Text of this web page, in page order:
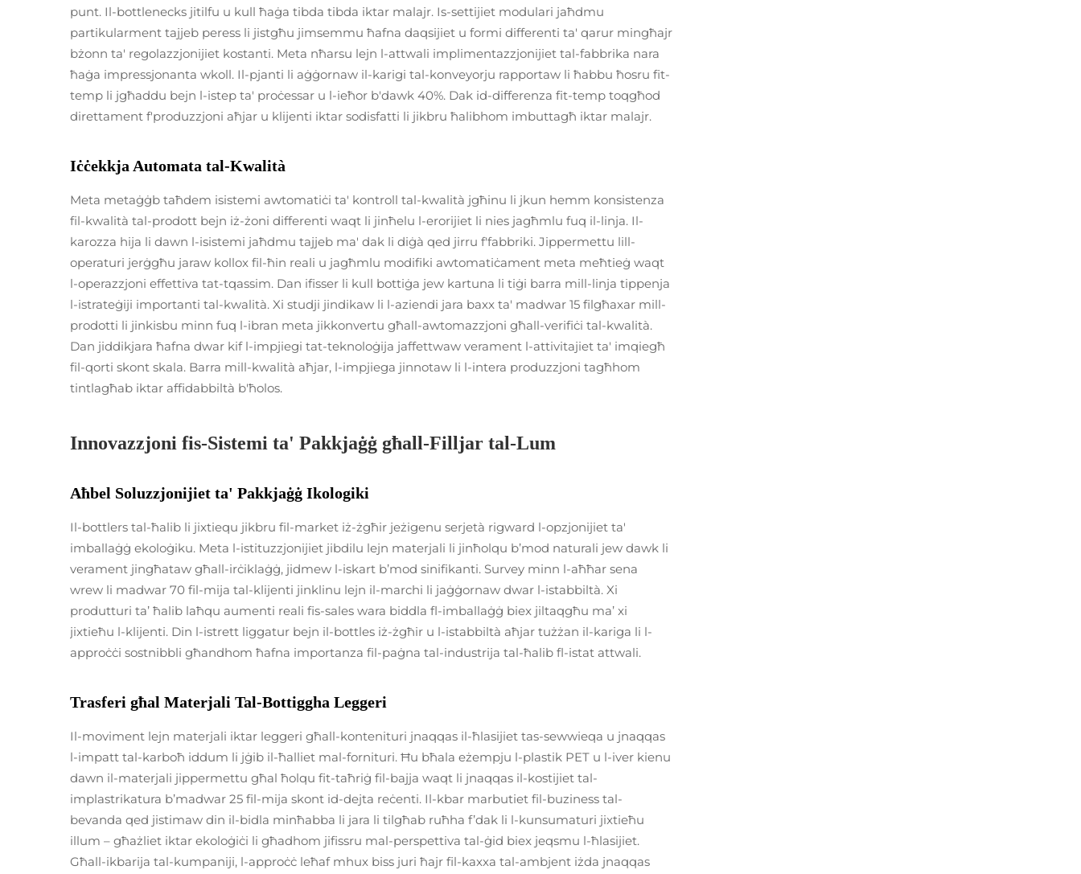
punt. Il-bottlenecks jitilfu u kull ħaġa tibda tibda iktar malajr. Is-settijiet modulari jaħdmu
partikularment tajjeb peress li jistgħu jimsemmu ħafna daqsijiet u formi differenti ta' qarur mingħajr
bżonn ta' regolazzjonijiet kostanti. Meta nħarsu lejn l-attwali implimentazzjonijiet tal-fabbrika nara
ħaġa impressjonanta wkoll. Il-pjanti li aġġornaw il-karigi tal-konveyorju rapportaw li ħabbu ħosru fit-
temp li jgħaddu bejn l-istep ta' proċessar u l-ieħor b'dawk 40%. Dak id-differenza fit-temp toqgħod
direttament f'produzzjoni aħjar u klijenti iktar sodisfatti li jikbru ħalibhom imbuttagħ iktar malajr.
Iċċekkja Automata tal-Kwalità
Meta metaġġb taħdem isistemi awtomatiċi ta' kontroll tal-kwalità jgħinu li jkun hemm konsistenza
fil-kwalità tal-prodott bejn iż-żoni differenti waqt li jinħelu l-erorijiet li nies jagħmlu fuq il-linja. Il-
karozza hija li dawn l-isistemi jaħdmu tajjeb ma' dak li diġà qed jirru f'fabbriki. Jippermettu lill-
operaturi jerġgħu jaraw kollox fil-ħin reali u jagħmlu modifiki awtomatiċament meta meħtieġ waqt
l-operazzjoni effettiva tat-tqassim. Dan ifisser li kull bottiġa jew kartuna li tiġi barra mill-linja tippenja
l-istrateġiji importanti tal-kwalità. Xi studji jindikaw li l-aziendi jara baxx ta' madwar 15 filgħaxar mill-
prodotti li jinkisbu minn fuq l-ibran meta jikkonvertu għall-awtomazzjoni għall-verifiċi tal-kwalità.
Dan jiddikjara ħafna dwar kif l-impjiegi tat-teknoloġija jaffettwaw verament l-attivitajiet ta' imqiegħ
fil-qorti skont skala. Barra mill-kwalità aħjar, l-impjiega jinnotaw li l-intera produzzjoni tagħhom
tintlagħab iktar affidabbiltà b'ħolos.
Innovazzjoni fis-Sistemi ta' Pakkjaġġ għall-Filljar tal-Lum
Aħbel Soluzzjonijiet ta' Pakkjaġġ Ikologiki
Il-bottlers tal-ħalib li jixtiequ jikbru fil-market iż-żgħir jeżigenu serjetà rigward l-opzjonijiet ta'
imballaġġ ekoloġiku. Meta l-istituzzjonijiet jibdilu lejn materjali li jinħolqu b’mod naturali jew dawk li
verament jingħataw għall-irċiklaġġ, jidmew l-iskart b’mod sinifikanti. Survey minn l-aħħar sena
wrew li madwar 70 fil-mija tal-klijenti jinklinu lejn il-marchi li jaġġornaw dwar l-istabbiltà. Xi
produtturi ta’ ħalib laħqu aumenti reali fis-sales wara biddla fl-imballaġġ biex jiltaqgħu ma’ xi
jixtieħu l-klijenti. Din l-istrett liggatur bejn il-bottles iż-żgħir u l-istabbiltà aħjar tużżan il-kariga li l-
approċċi sostnibbli għandhom ħafna importanza fil-paġna tal-industrija tal-ħalib fl-istat attwali.
Trasferi għal Materjali Tal-Bottiggha Leggeri
Il-moviment lejn materjali iktar leggeri għall-kontenituri jnaqqas il-ħlasijiet tas-sewwieqa u jnaqqas
l-impatt tal-karboħ iddum li jġib il-ħalliet mal-fornituri. Ħu bħala eżempju l-plastik PET u l-iver kienu
dawn il-materjali jippermettu għal ħolqu fit-taħriġ fil-bajja waqt li jnaqqas il-kostijiet tal-
implastrikatura b’madwar 25 fil-mija skont id-dejta reċenti. Il-kbar marbutiet fil-buziness tal-
bevanda qed jistimaw din il-bidla minħabba li jara li tilgħab ruħha f’dak li l-kunsumaturi jixtieħu
illum – għażliet iktar ekoloġiċi li għadhom jifissru mal-perspettiva tal-ġid biex jeqsmu l-ħlasijiet.
Għall-ikbarija tal-kumpaniji, l-approċċ leħaf mhux biss juri ħajr fil-kaxxa tal-ambjent iżda jnaqqas